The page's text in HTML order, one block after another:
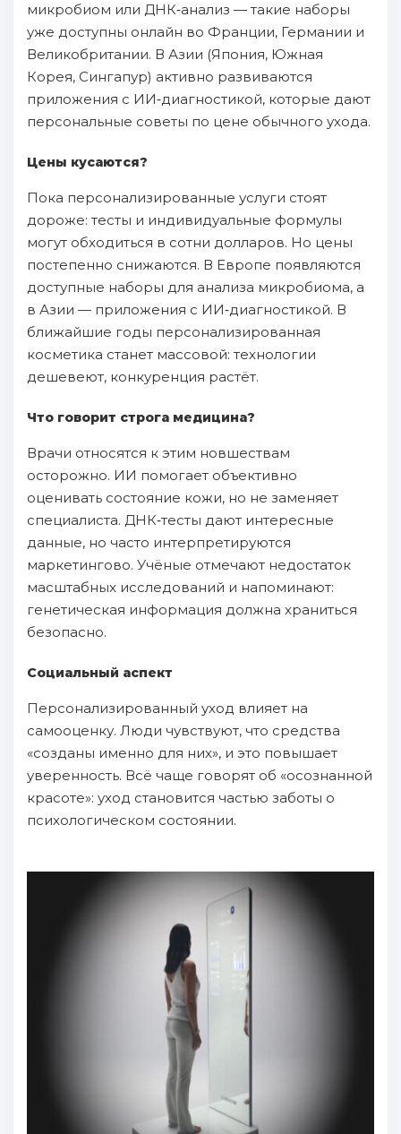
микробиом или ДНК‑анализ — такие наборы
уже доступны онлайн во Франции, Германии и
Великобритании. В Азии (Япония, Южная
Корея, Сингапур) активно развиваются
приложения с ИИ‑диагностикой, которые дают
персональные советы по цене обычного ухода.
Цены кусаются?
Пока персонализированные услуги стоят
дороже: тесты и индивидуальные формулы
могут обходиться в сотни долларов. Но цены
постепенно снижаются. В Европе появляются
доступные наборы для анализа микробиома, а
в Азии — приложения с ИИ‑диагностикой. В
ближайшие годы персонализированная
косметика станет массовой: технологии
дешевеют, конкуренция растёт.
Что говорит строга медицина?
Врачи относятся к этим новшествам
осторожно. ИИ помогает объективно
оценивать состояние кожи, но не заменяет
специалиста. ДНК‑тесты дают интересные
данные, но часто интерпретируются
маркетингово. Учёные отмечают недостаток
масштабных исследований и напоминают:
генетическая информация должна храниться
безопасно.
Социальный аспект
Персонализированный уход влияет на
самооценку. Люди чувствуют, что средства
«созданы именно для них», и это повышает
уверенность. Всё чаще говорят об «осознанной
красоте»: уход становится частью заботы о
психологическом состоянии.